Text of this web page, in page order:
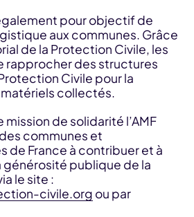
pour objectif de
aux communes. Grâce
de la Protection Civile, les
rapprocher des structures
Civile pour la
collectés.
de solidarité l’AMF
communes et
de France à contribuer et à
générosité publique de la
le site :
civile.org ou par